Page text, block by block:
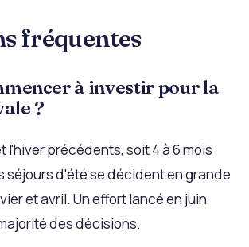
fréquentes
à investir pour la
?
l'hiver précédents, soit 4 à 6 mois
séjours d'été se décident en grande
et avril. Un effort lancé en juin
des décisions.